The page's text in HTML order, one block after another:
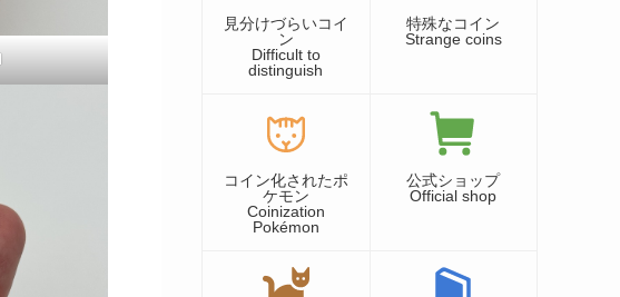
見分けづらいコイ
ン
Difficult to
distinguish
特殊なコイン
Strange coins
コイン化されたポ
ケモン
Coinization
Pokémon
公式ショップ
Official shop